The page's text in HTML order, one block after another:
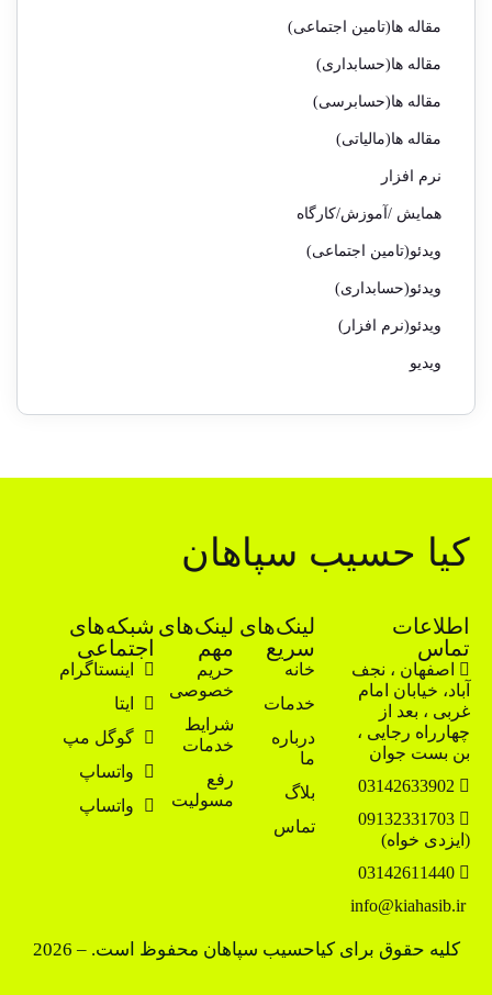
مقاله ها(تامین اجتماعی)
مقاله ها(حسابداری)
مقاله ها(حسابرسی)
مقاله ها(مالیاتی)
نرم افزار
همایش /آموزش/کارگاه
ویدئو(تامین اجتماعی)
ویدئو(حسابداری)
ویدئو(نرم افزار)
ویدیو
کیا حسیب سپاهان
اطلاعات
تماس
اصفهان ، نجف
آباد، خیابان امام
غربی ، بعد از
چهارراه رجایی ،
بن بست جوان
03142633902
09132331703
(ایزدی خواه)
03142611440
info@kiahasib.ir
لینک‌های
سریع
خانه
خدمات
درباره
ما
بلاگ
تماس
لینک‌های
مهم
حریم
خصوصی
شرایط
خدمات
رفع
مسولیت
شبکه‌های
اجتماعی
اینستاگرام
ایتا
گوگل مپ
واتساپ
واتساپ
کلیه حقوق برای کیاحسیب سپاهان محفوظ است. – 2026